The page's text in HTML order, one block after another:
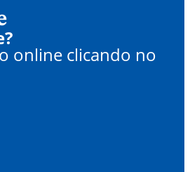
online clicando no